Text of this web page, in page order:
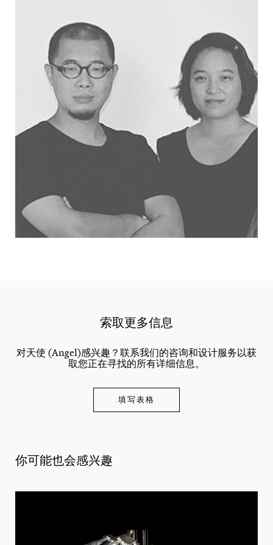
索取更多信息
对天使 (Angel)感兴趣？联系我们的咨询和设计服务以获
取您正在寻找的所有详细信息。
填写表格
你可能也会感兴趣